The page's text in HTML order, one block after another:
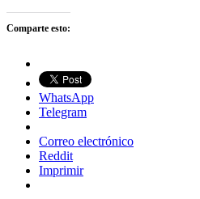
Comparte esto:
WhatsApp
Telegram
Correo electrónico
Reddit
Imprimir